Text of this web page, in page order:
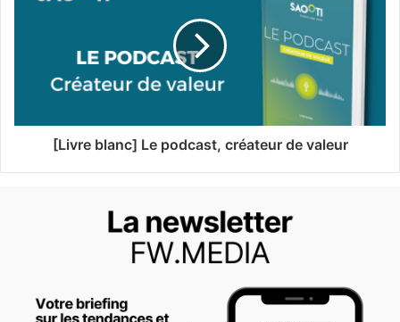
[Livre blanc] Le podcast, créateur de valeur